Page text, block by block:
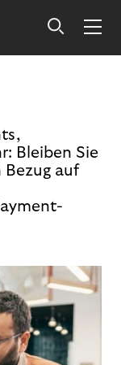
Bleiben Sie
auf